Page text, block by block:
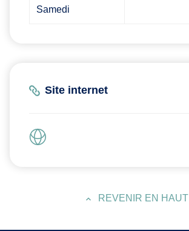
Samedi
Site internet
REVENIR EN HAUT